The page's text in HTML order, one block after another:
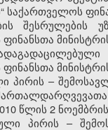
საქართველოს
შესრულების
პირის –
წლის 2
პირის –